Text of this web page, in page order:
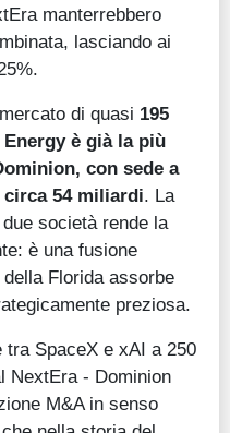
manterrebbero
lasciando ai
di quasi 195
è già la più
con sede a
54 miliardi. La
società rende la
è una fusione
Florida assorbe
preziosa.
tra SpaceX e xAI a 250
NextEra - Dominion
M&A in senso